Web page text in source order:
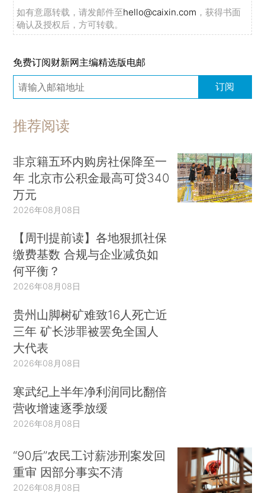
如有意愿转载，请发邮件至hello@caixin.com ，获得书面
确认及授权后，方可转载。
免费订阅财新网主编精选版电邮
订阅
推荐阅读
非京籍五环内购房社保降至一
年 北京市公积金最高可贷340
万元
2026年08月08日
【周刊提前读】各地狠抓社保
缴费基数 合规与企业减负如
何平衡？
2026年08月08日
贵州山脚树矿难致16人死亡近
三年 矿长涉罪被罢免全国人
大代表
2026年08月08日
寒武纪上半年净利润同比翻倍
营收增速逐季放缓
2026年08月08日
“90后”农民工讨薪涉刑案发回
重审 因部分事实不清
2026年08月08日